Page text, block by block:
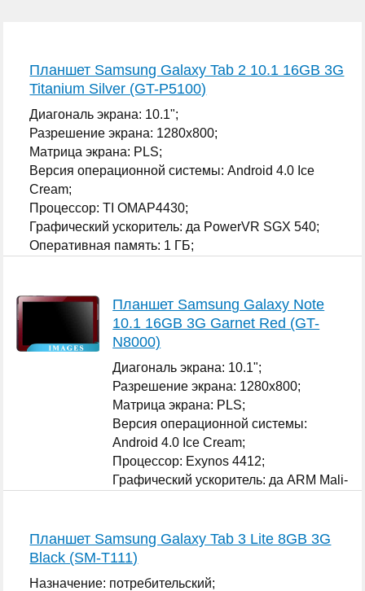
Планшет Samsung Galaxy Tab 2 10.1 16GB 3G
Titanium Silver (GT-P5100)
Диагональ экрана: 10.1";
Разрешение экрана: 1280x800;
Матрица экрана: PLS;
Версия операционной системы: Android 4.0 Ice
Cream;
Процессор: TI OMAP4430;
Графический ускоритель: да PowerVR SGX 540;
Оперативная память: 1 ГБ;
Планшет Samsung Galaxy Note
10.1 16GB 3G Garnet Red (GT-
N8000)
Диагональ экрана: 10.1";
Разрешение экрана: 1280x800;
Матрица экрана: PLS;
Версия операционной системы:
Android 4.0 Ice Cream;
Процессор: Exynos 4412;
Графический ускоритель: да ARM Mali-
...
Планшет Samsung Galaxy Tab 3 Lite 8GB 3G
Black (SM-T111)
Назначение: потребительский;